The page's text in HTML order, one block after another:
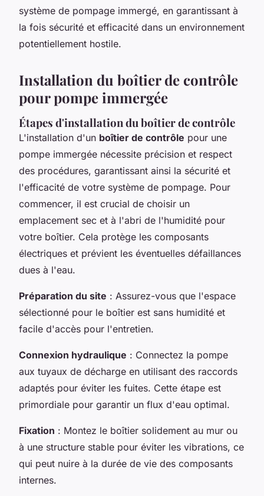
système de pompage immergé, en garantissant à
la fois sécurité et efficacité dans un environnement
potentiellement hostile.
Installation du boîtier de contrôle
pour pompe immergée
Étapes d'installation du boîtier de contrôle
L'installation d'un boîtier de contrôle pour une
pompe immergée nécessite précision et respect
des procédures, garantissant ainsi la sécurité et
l'efficacité de votre système de pompage. Pour
commencer, il est crucial de choisir un
emplacement sec et à l'abri de l'humidité pour
votre boîtier. Cela protège les composants
électriques et prévient les éventuelles défaillances
dues à l'eau.
Préparation du site : Assurez-vous que l'espace
sélectionné pour le boîtier est sans humidité et
facile d'accès pour l'entretien.
Connexion hydraulique : Connectez la pompe
aux tuyaux de décharge en utilisant des raccords
adaptés pour éviter les fuites. Cette étape est
primordiale pour garantir un flux d'eau optimal.
Fixation : Montez le boîtier solidement au mur ou
à une structure stable pour éviter les vibrations, ce
qui peut nuire à la durée de vie des composants
internes.